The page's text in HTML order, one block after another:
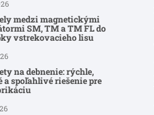
medzi magnetickými
SM, TM a TM FL do
vstrekovacieho lisu
na debnenie: rýchle,
a spoľahlivé riešenie pre